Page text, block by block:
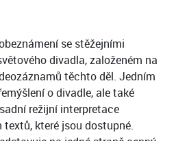
se stěžejními
divadla, založeném na
těchto děl. Jedním
o divadle, ale také
režijní interpretace
které jsou dostupné.